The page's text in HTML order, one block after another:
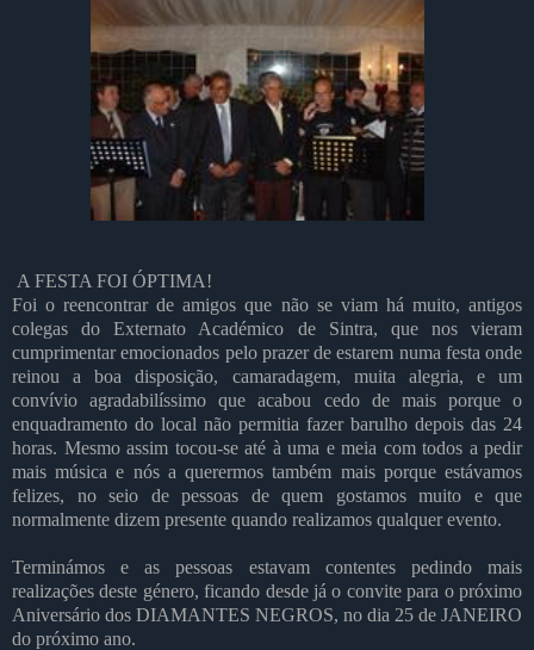
A FESTA FOI ÓPTIMA!
Foi o reencontrar de amigos que não se viam há muito, antigos
colegas do Externato Académico de Sintra, que nos vieram
cumprimentar emocionados pelo prazer de estarem numa festa onde
reinou a boa disposição, camaradagem, muita alegria, e um
convívio agradabilíssimo que acabou cedo de mais porque o
enquadramento do local não permitia fazer barulho depois das 24
horas. Mesmo assim tocou-se até à uma e meia com todos a pedir
mais música e nós a querermos também mais porque estávamos
felizes, no seio de pessoas de quem gostamos muito e que
normalmente dizem presente quando realizamos qualquer evento.
Terminámos e as pessoas estavam contentes pedindo mais
realizações deste género, ficando desde já o convite para o próximo
Aniversário dos DIAMANTES NEGROS, no dia 25 de JANEIRO
do próximo ano.